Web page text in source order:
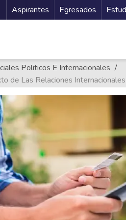
Menu
Aspirantes Egresados
Politicos E Internacionales
de Las Relaciones Internacionales